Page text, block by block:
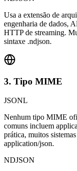
Usa a extensão de
engenharia de dados,
HTTP de streaming.
sintaxe .ndjson.
3. Tipo MIME
JSONL
Nenhum tipo MIME
comuns incluem
prática, muitos
application/json.
NDJSON